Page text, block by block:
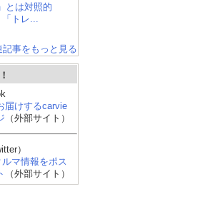
ーリ
ラス ステーションワゴ
とは対照的
「トレ...
記事をもっと見る
届けするcarvie
（外部サイト）
）
マ情報をポス
（外部サイト）